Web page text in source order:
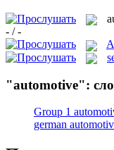
- / -
"automotive":
Group 1
german